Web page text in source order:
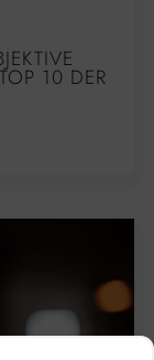
10 DER